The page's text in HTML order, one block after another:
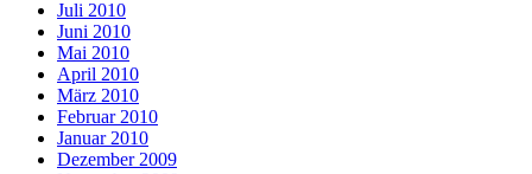
Juli 2010
Juni 2010
Mai 2010
April 2010
März 2010
Februar 2010
Januar 2010
Dezember 2009